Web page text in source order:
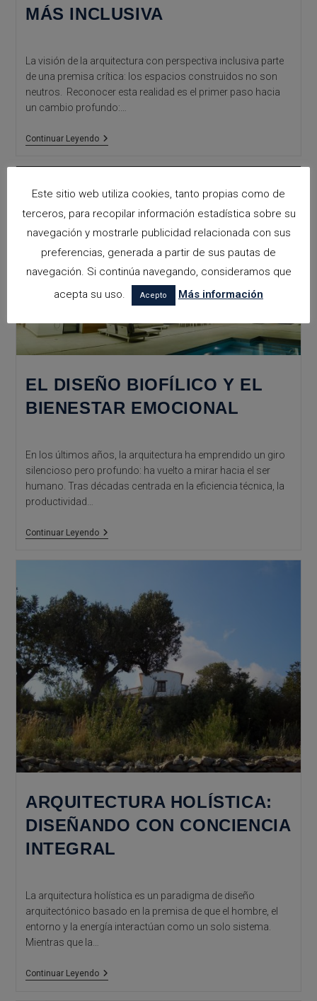
MÁS INCLUSIVA
La visión de la arquitectura con perspectiva inclusiva parte
de una premisa crítica: los espacios construidos no son
neutros. Reconocer esta realidad es el primer paso hacia
un cambio profundo:…
Continuar LeyendoHacia
EL DISEÑO BIOFÍLICO Y EL
BIENESTAR EMOCIONAL
En los últimos años, la arquitectura ha emprendido un giro
silencioso pero profundo: ha vuelto a mirar hacia el ser
humano. Tras décadas centrada en la eficiencia técnica, la
productividad…
Continuar LeyendoEl
Emocional
ARQUITECTURA HOLÍSTICA:
DISEÑANDO CON CONCIENCIA
INTEGRAL
La arquitectura holística es un paradigma de diseño
arquitectónico basado en la premisa de que el hombre, el
entorno y la energía interactúan como un solo sistema.
Mientras que la…
Continuar LeyendoArquitectura
Este sitio web utiliza cookies, tanto propias como de
terceros, para recopilar información estadística sobre su
navegación y mostrarle publicidad relacionada con sus
preferencias, generada a partir de sus pautas de
navegación. Si continúa navegando, consideramos que
acepta su uso.
Acepto Más información